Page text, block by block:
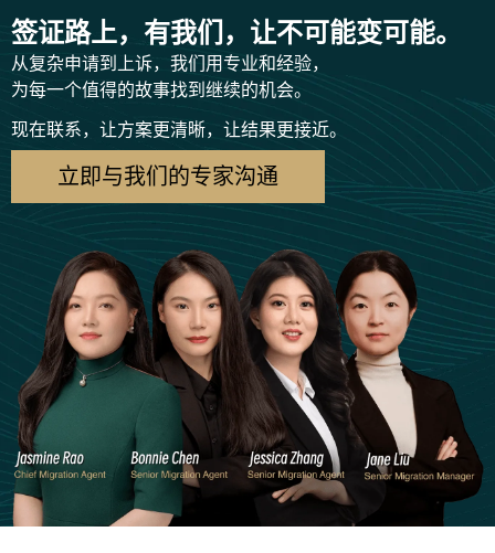
签证路上，有我们，让不可能变可能。
从复杂申请到上诉，我们用专业和经验，
为每一个值得的故事找到继续的机会。
现在联系，让方案更清晰，让结果更接近。
立即与我们的专家沟通